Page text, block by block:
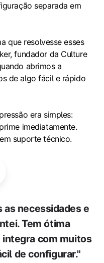
separada em
que resolvesse esses
fundador da Culture
abrimos a
de algo fácil e rápido
era simples:
imediatamente.
suporte técnico.
as necessidades e
Tem ótima
com muitos
de configurar."